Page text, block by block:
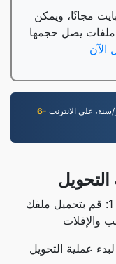
حجمها إلى 1 جيجابايت مجانًا، ويمكن
ملفات يصل حجمها
من ٢ دوﻻر/سنة، على اﻻنترنت
الخطوة 1: قم بتحميل ملفك VOB أضف الملفات باستخدام